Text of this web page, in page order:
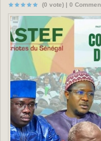
(0 vote) | 0